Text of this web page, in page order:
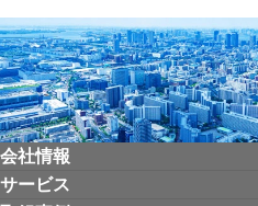
会社情報
サービス